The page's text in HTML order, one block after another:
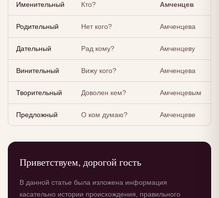
Именительный Кто? Амченцев
Родительный Нет кого? Амченцева
Дательный Рад кому? Амченцеву
Винительный Вижу кого? Амченцева
Творительный Доволен кем? Амченцевым
Предложный О ком думаю? Амченцеве
Приветствуем, дорогой гость
В данной статье была изложена информация
касательно истории происхождения, правильного